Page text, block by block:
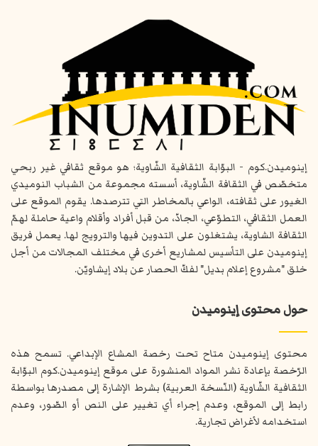
إينوميدن.كوم - البوّابة الثقافية الشّاوية؛ هو موقع ثقافي غير ربحي
متخصّص في الثقافة الشّاوية، أسسته مجموعة من الشباب النوميدي
الغيور على ثقافته، الواعي بالمخاطر التي تترصدها. يقوم الموقع على
العمل الثقافي، التطوّعي، الجادّ، من قبل أفراد وأقلام واعية حاملة لهمّ
الثقافة الشاوية، يشتغلون على التدوين فيها والترويج لها. يعمل فريق
إينوميدن على التأسيس لمشاريع أخرى في مختلف المجالات من أجل
خلق "مشروع إعلام بديل" لفكّ الحصار عن بلاد إيشاويّن.
حول محتوى إينوميدن
محتوى إينوميدن متاح تحت رخصة المشاع الإبداعي. تسمح هذه
الرّخصة بإعادة نشر المواد المنشورة على موقع إينوميدن.كوم البوّابة
الثقافية الشّاوية (النّسخة العربية) بشرط الإشارة إلى مصدرها بواسطة
رابط إلى الموقع، وعدم إجراء أي تغيير على النص أو الصّور، وعدم
استخدامه لأغراض تجارية.